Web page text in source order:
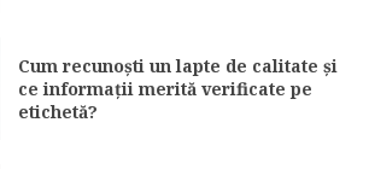
Cum recunoști un lapte de calitate și
ce informații merită verificate pe
etichetă?